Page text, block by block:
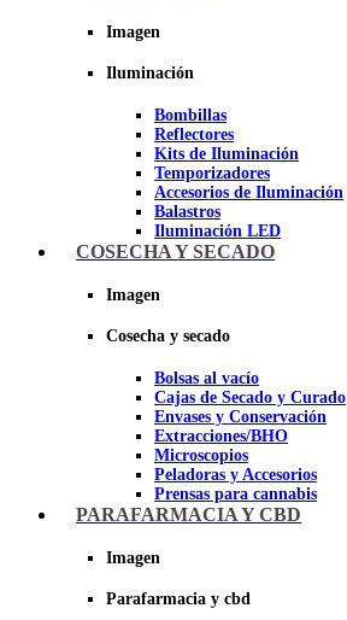
Imagen
Iluminación
Bombillas
Reflectores
Kits de Iluminación
Temporizadores
Accesorios de Iluminación
Balastros
Iluminación LED
Iluminación LEC
COSECHA Y SECADO
Imagen
Cosecha y secado
Bolsas al vacío
Cajas de Secado y Curado
Envases y Conservación
Extracciones/BHO
Microscopios
Peladoras y Accesorios
Prensas para cannabis
Secadores de cogollos
PARAFARMACIA Y CBD
Imagen
Parafarmacia y cbd